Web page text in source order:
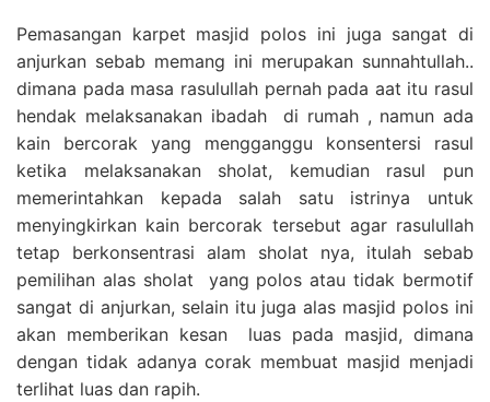
Pemasangan karpet masjid polos ini juga sangat di
anjurkan sebab memang ini merupakan sunnahtullah..
dimana pada masa rasulullah pernah pada aat itu rasul
hendak melaksanakan ibadah di rumah , namun ada
kain bercorak yang mengganggu konsentersi rasul
ketika melaksanakan sholat, kemudian rasul pun
memerintahkan kepada salah satu istrinya untuk
menyingkirkan kain bercorak tersebut agar rasulullah
tetap berkonsentrasi alam sholat nya, itulah sebab
pemilihan alas sholat yang polos atau tidak bermotif
sangat di anjurkan, selain itu juga alas masjid polos ini
akan memberikan kesan luas pada masjid, dimana
dengan tidak adanya corak membuat masjid menjadi
terlihat luas dan rapih.